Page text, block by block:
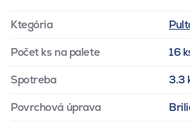
Ktegória
Počet ks na palete 16
Spotreba 3.3
Povrchová úprava